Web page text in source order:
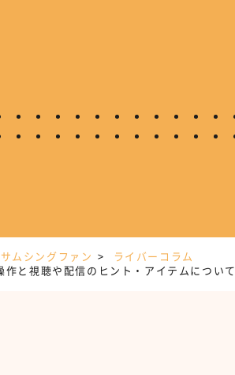
ムシングファン
ライバーコラム
と視聴や配信のヒント・アイテムについて